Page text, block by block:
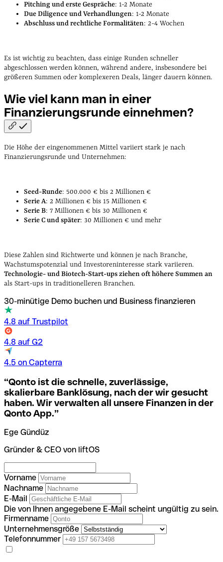
Pitching und erste Gespräche: 1-2 Monate
Due Diligence und Verhandlungen: 1-2 Monate
Abschluss und rechtliche Formalitäten: 2-4 Wochen
Es ist wichtig zu beachten, dass einige Runden schneller
abgeschlossen werden können, während andere, insbesondere bei
größeren Summen oder komplexeren Deals, länger dauern können.
Wie viel kann man in einer
Finanzierungsrundeeinnehmen?
Die Höhe der eingenommenen Mittel variiert stark je nach
Finanzierungsrunde und Unternehmen:
Seed-Runde: 500.000 € bis 2 Millionen €
Serie A: 2 Millionen € bis 15 Millionen €
Serie B: 7 Millionen € bis 30 Millionen €
Serie C und später: 30 Millionen € und mehr
Diese Zahlen sind Richtwerte und können je nach Branche,
Wachstumspotenzial und Investoreninteresse stark variieren.
Technologie- und Biotech-Start-ups ziehen oft höhere Summen an
als Start-ups in traditionelleren Branchen.
30-minütige Demo buchen und Business finanzieren
4.8 auf Trustpilot
4.8 auf G2
4.5 on Capterra
“Qonto ist die schnelle, zuverlässige,
skalierbare Banklösung, nach der wir gesucht
haben. Wir verwalten all unsere Finanzen in der
Qonto App.”
Ege Gündüz
Gründer & CEO von liftOS
Vorname
Nachname
E-Mail
Die von Ihnen angegebene E-Mail scheint ungültig zu sein.
Firmenname
Unternehmensgröße
Telefonnummer